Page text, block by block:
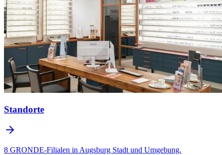
Standorte
8 GRONDE-Filialen in Augsburg Stadt und Umgebung.